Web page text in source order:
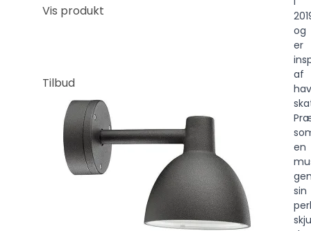
Vis produkt
Tilbud
og
er
af
en
sin